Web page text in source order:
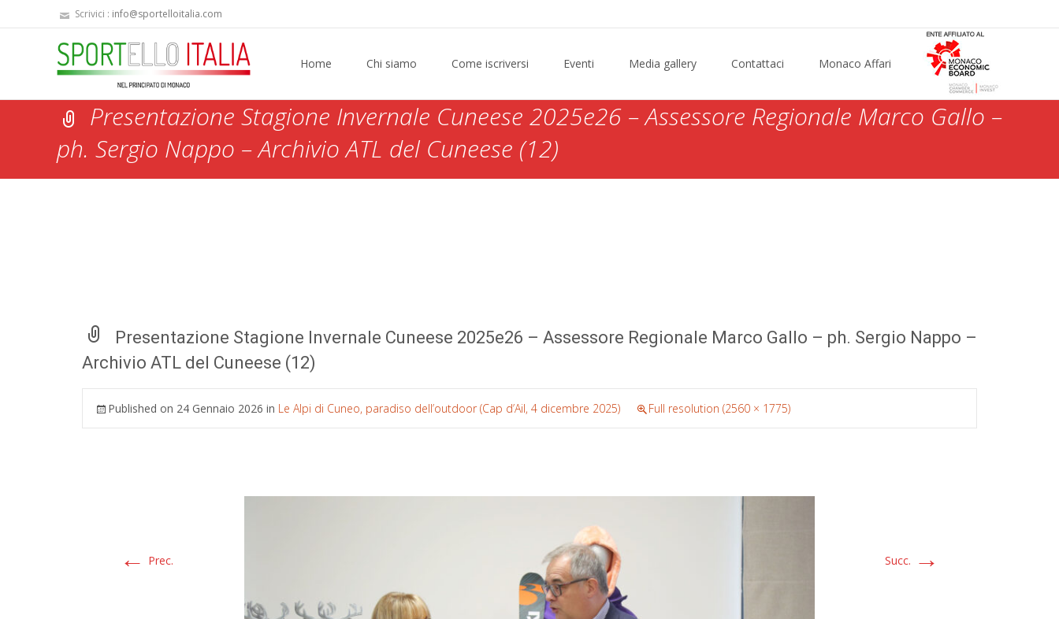
Scrivici : info@sportelloitalia.com
Home Chi siamo Come iscriversi Eventi Media gallery Contattaci Monaco Affari
Presentazione Stagione Invernale Cuneese 2025e26 – Assessore Regionale Marco Gallo –
ph. Sergio Nappo – Archivio ATL del Cuneese (12)
Presentazione Stagione Invernale Cuneese 2025e26 – Assessore Regionale Marco Gallo – ph. Sergio Nappo –
Archivio ATL del Cuneese (12)
Published on 24 Gennaio 2026 in Le Alpi di Cuneo, paradiso dell’outdoor (Cap d’Ail, 4 dicembre 2025) Full resolution (2560 × 1775)
← Prec. Succ. →